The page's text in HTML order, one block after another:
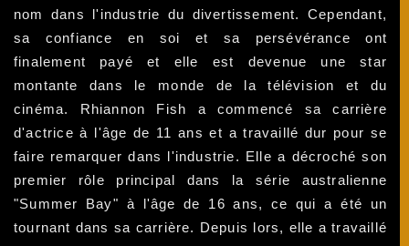
nom dans l'industrie du divertissement. Cependant,
sa confiance en soi et sa persévérance ont
finalement payé et elle est devenue une star
montante dans le monde de la télévision et du
cinéma. Rhiannon Fish a commencé sa carrière
d'actrice à l'âge de 11 ans et a travaillé dur pour se
faire remarquer dans l'industrie. Elle a décroché son
premier rôle principal dans la série australienne
"Summer Bay" à l'âge de 16 ans, ce qui a été un
tournant dans sa carrière. Depuis lors, elle a travaillé